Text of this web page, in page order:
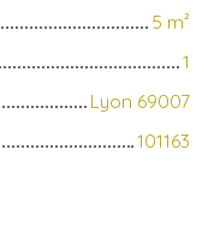
5 m²
1
Lyon 69007
101163